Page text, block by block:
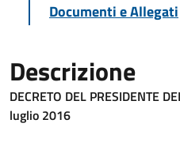
Documenti e Allegati
Descrizione
DECRETO DEL PRESIDENTE
luglio 2016